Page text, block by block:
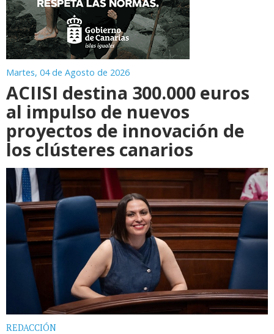
Martes, 04 de Agosto de 2026
ACIISI destina 300.000 euros
al impulso de nuevos
proyectos de innovación de
los clústeres canarios
REDACCIÓN